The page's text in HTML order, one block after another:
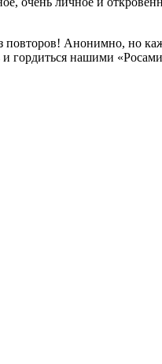
Анонимно, но
гордиться нашими